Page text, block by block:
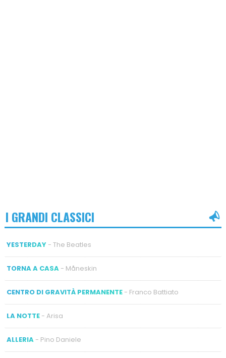
I GRANDI CLASSICI
YESTERDAY- The Beatles
TORNA A CASA- Måneskin
CENTRO DI GRAVITÀ PERMANENTE- Franco Battiato
LA NOTTE- Arisa
ALLERIA- Pino Daniele